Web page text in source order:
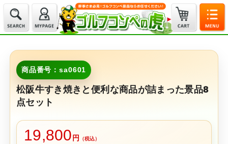
商品番号：sa0601
松阪牛すき焼きと便利な商品が詰まった景品8
点セット
19,800 円 （税込）